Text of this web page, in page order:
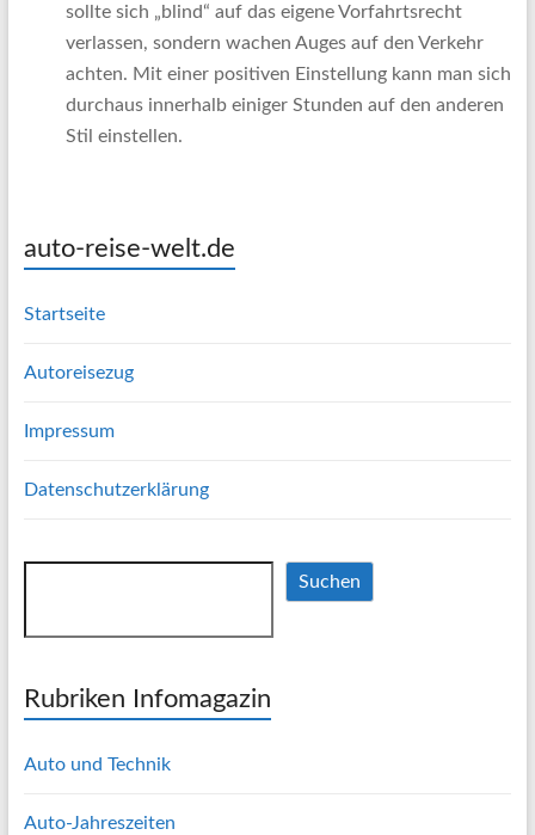
sollte sich „blind“ auf das eigene Vorfahrtsrecht
verlassen, sondern wachen Auges auf den Verkehr
achten. Mit einer positiven Einstellung kann man sich
durchaus innerhalb einiger Stunden auf den anderen
Stil einstellen.
auto-reise-welt.de
Startseite
Autoreisezug
Impressum
Datenschutzerklärung
Suchen
Rubriken Infomagazin
Auto und Technik
Auto-Jahreszeiten